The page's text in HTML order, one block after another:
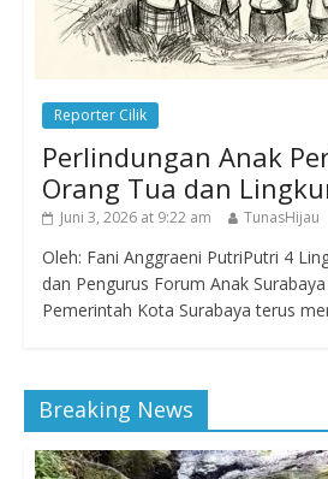
Reporter Cilik
Perlindungan Anak
Orang Tua dan
Juni 3, 2026 at 9:22 am TunasHijau
Oleh: Fani Anggraeni PutriPutri 4
dan Pengurus Forum Anak
Pemerintah Kota Surabaya terus
Breaking News